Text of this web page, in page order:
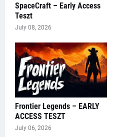
SpaceCraft – Early Access
Teszt
July 08, 2026
Frontier Legends – EARLY
ACCESS TESZT
July 06, 2026